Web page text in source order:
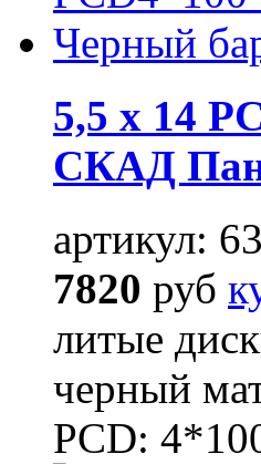
5,5 x 14
СКАД
артикул:
7820 руб
литые
черный
PCD: